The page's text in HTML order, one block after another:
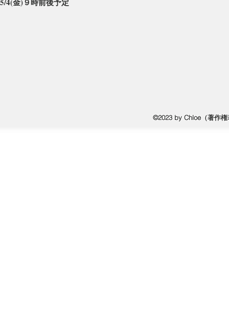
5/4(金)９時前後予定
©2023 by Chloe（著作権